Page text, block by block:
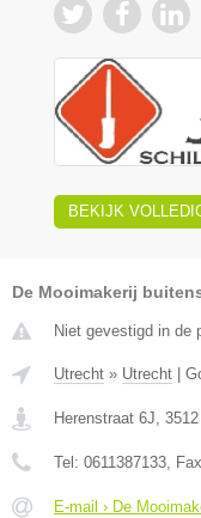
BEKIJK
De Mooimakerij
Niet gevestigd in de
Utrecht » Utrecht
Herenstraat 6J,
Tel: 0611387133,
E-mail › De